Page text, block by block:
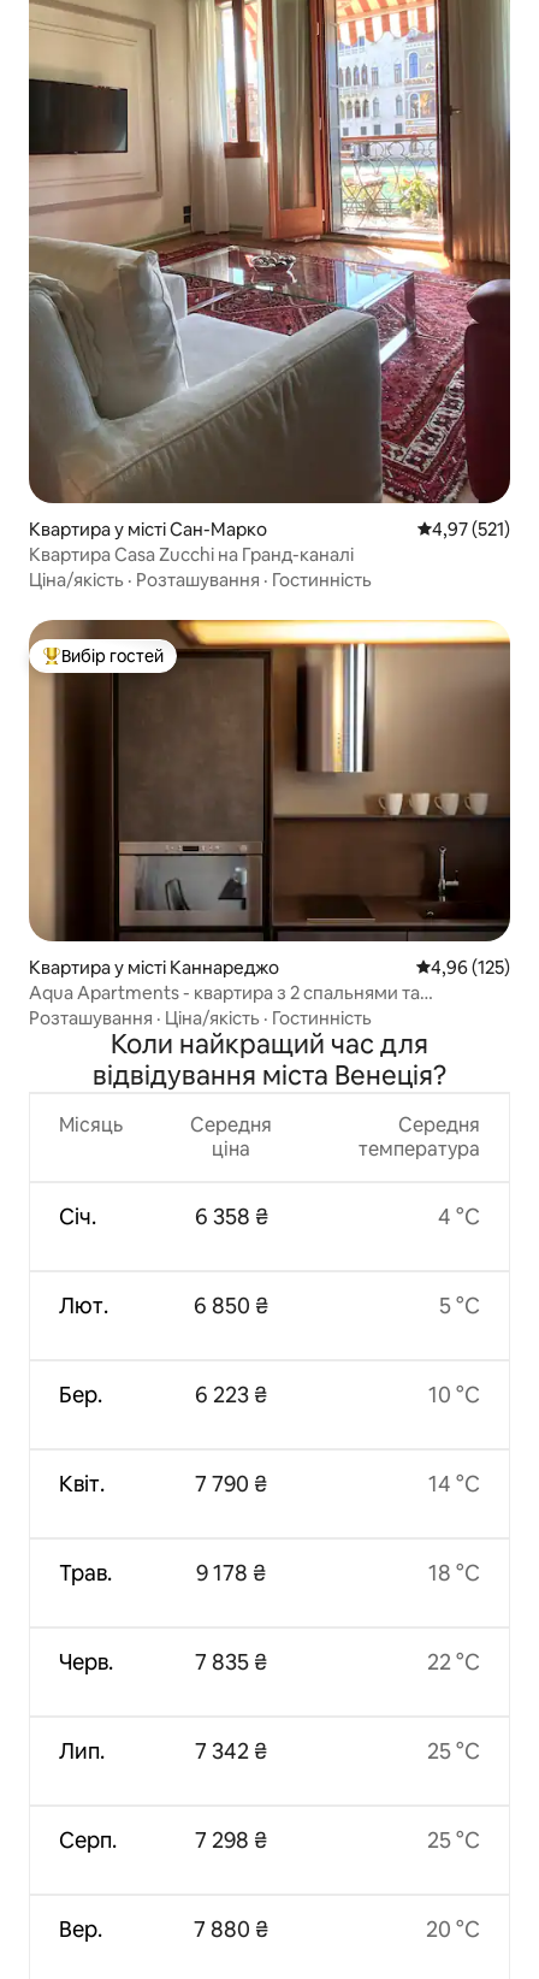
Квартира у місті Сан-Марко Середня
4,97 (521)
Квартира Casa Zucchi на Гранд-каналі
Ціна/якість · Розташування · Гостинність
Топ вибір гостей
Вибір гостей
Квартира у місті Каннареджо Середня
4,96 (125)
Aqua Apartments - квартира з 2 спальнями та
краєвидом
Розташування · Ціна/якість · Гостинність
Коли найкращий час для
відвідування міста Венеція?
Місяць
Січ.
Лют.
Бер.
Квіт.
Трав.
Черв.
Лип.
Серп.
Вер.
Середня
ціна
6 358 ₴
6 850 ₴
6 223 ₴
7 790 ₴
9 178 ₴
7 835 ₴
7 342 ₴
7 298 ₴
7 880 ₴
Середня
температура
4 °C
5 °C
10 °C
14 °C
18 °C
22 °C
25 °C
25 °C
20 °C